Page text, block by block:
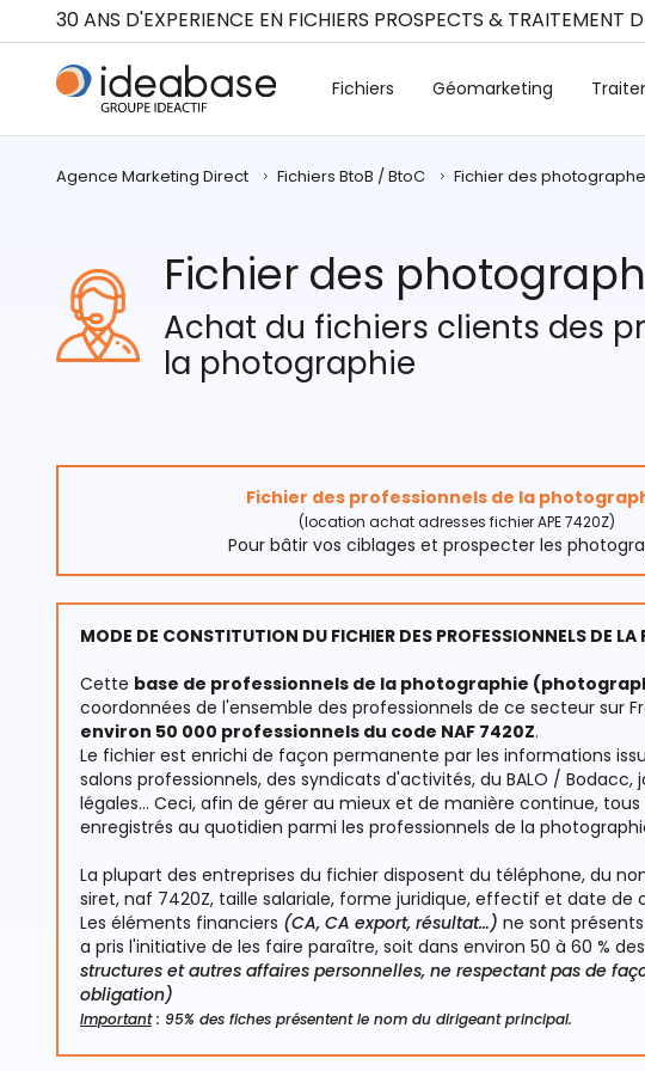
30 ANS D'EXPERIENCE EN FICHIERS PROSPECTS & TRAITEMENT
Fichiers Géomarketing
Agence Marketing Direct Fichiers BtoB / BtoC Fichier des
Fichier des
Achat du fichiers clients des
la photographie
Fichier des professionnels de la
(location achat adresses fichier APE 7420Z)
Pour bâtir vos ciblages et prospecter les
MODE DE CONSTITUTION DU FICHIER DES PROFESSIONNELS DE LA
Cette base de professionnels de la photographie
coordonnées de l'ensemble des professionnels de ce secteur sur
environ 50 000 professionnels du code NAF 7420Z.
Le fichier est enrichi de façon permanente par les informations
salons professionnels, des syndicats d'activités, du BALO / Bodacc,
légales… Ceci, afin de gérer au mieux et de manière continue,
enregistrés au quotidien parmi les professionnels de la
La plupart des entreprises du fichier disposent du téléphone, du
siret, naf 7420Z, taille salariale, forme juridique, effectif et date de
Les éléments financiers (CA, CA export, résultat…) ne sont
a pris l'initiative de les faire paraître, soit dans environ 50 à 60 %
structures et autres affaires personnelles, ne respectant pas de
obligation)
Important: 95% des fiches présentent le nom du dirigeant principal.
Panneau de gestion des cookies